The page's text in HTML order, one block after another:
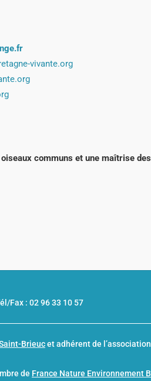
vivante.org
communs et une maîtrise des
Fax : 02 96 33 10 57
Brieucet adhérent de
de France Nature Environnement